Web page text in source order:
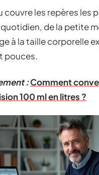
couvre les repères les
de la petite
à la taille corporelle
pouces.
:Comment
100 ml en litres ?